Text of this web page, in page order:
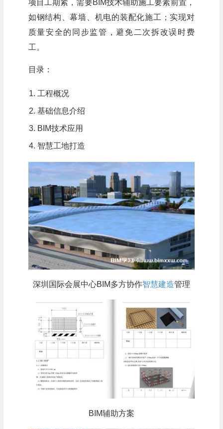
项目工期紧，需要BIM技术辅助施工要素前置，
如钢结构、幕墙、机电的装配化施工；实现对
质量安全的同步监管，避免二次拆改误时费
工。
目录：
工程概况
基础信息介绍
BIM技术应用
智慧工地打造
深圳国际会展中心BIM多方协作智慧建造管理
BIM辅助方案